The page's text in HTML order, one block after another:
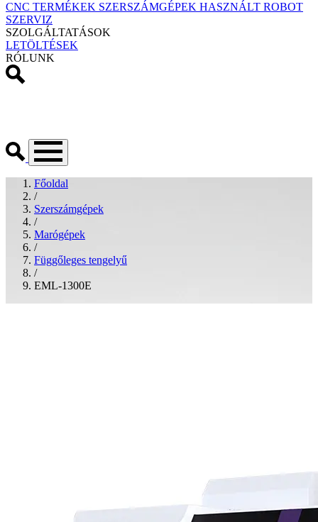
CNC TERMÉKEK SZERSZÁMGÉPEK HASZNÁLT ROBOT
SZERVIZ
SZOLGÁLTATÁSOK
LETÖLTÉSEK
RÓLUNK
Főoldal
/
Szerszámgépek
/
Marógépek
/
Függőleges tengelyű
/
EML-1300E